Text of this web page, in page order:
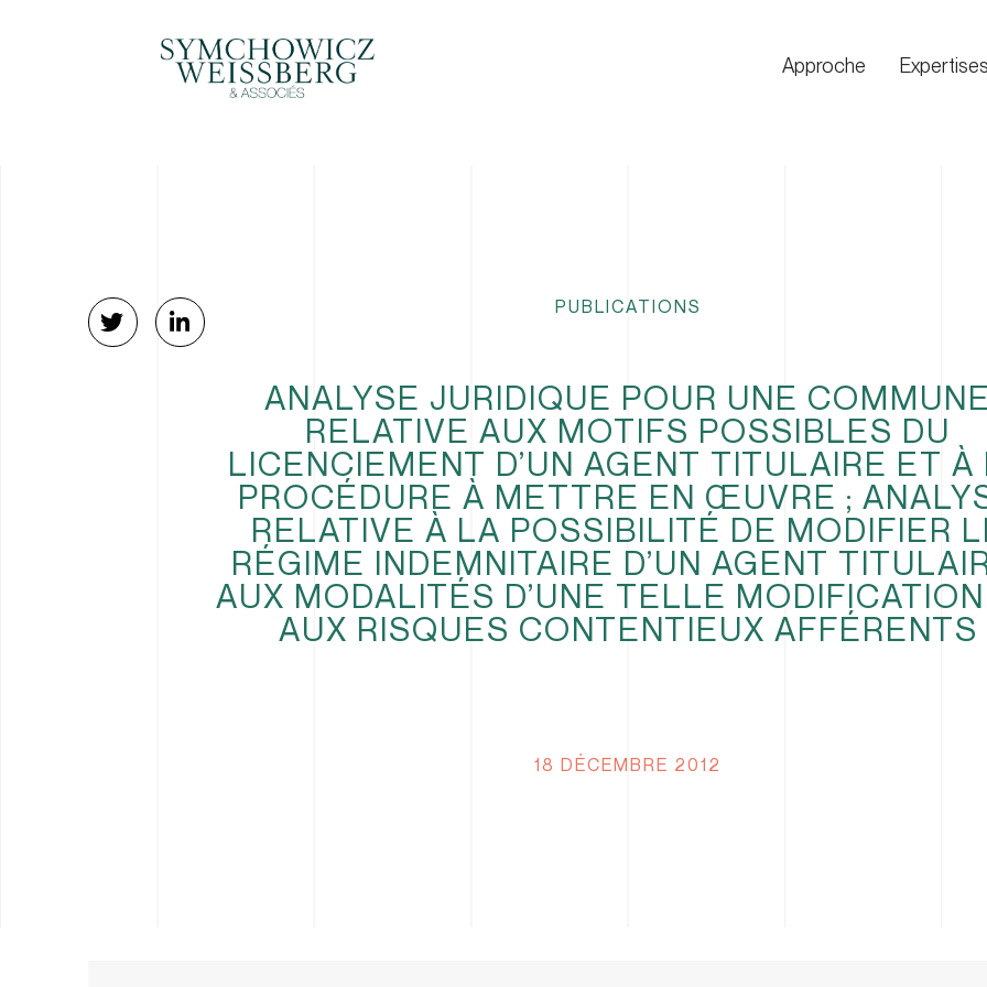
Approche Expertises
PUBLICATIONS
ANALYSE JURIDIQUE POUR UNE COMMUNE
RELATIVE AUX MOTIFS POSSIBLES DU
LICENCIEMENT D’UN AGENT TITULAIRE ET À
PROCÉDURE À METTRE EN ŒUVRE ;
RELATIVE À LA POSSIBILITÉ DE MODIFIER
RÉGIME INDEMNITAIRE D’UN AGENT
AUX MODALITÉS D’UNE TELLE
AUX RISQUES CONTENTIEUX AFFÉRENTS
18 DÉCEMBRE 2012